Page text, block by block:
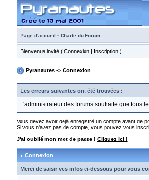
Page d'accueil · Charte du Forum
Bienvenue invité ( Connexion| Inscription)
Pyranautes-> Connexion
Les erreurs suivantes ont été trouvées :
L'administrateur des forums souhaite que tous
Vous devez avoir déjà enregistré un compte avant de
Si vous n'avez pas de compte, vous pouvez vous
J'ai oublié mon mot de passe ! Cliquez ici !
Connexion
Merci de saisir vos infos ci-dessous pour vous